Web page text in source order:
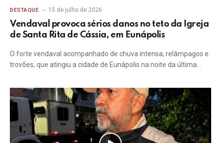
DESTAQUE 15 de julho de 2026
Vendaval provoca sérios danos no teto da Igreja
de Santa Rita de Cássia, em Eunápolis
O forte vendaval acompanhado de chuva intensa, relâmpagos e
trovões, que atingiu a cidade de Eunápolis na noite da última…